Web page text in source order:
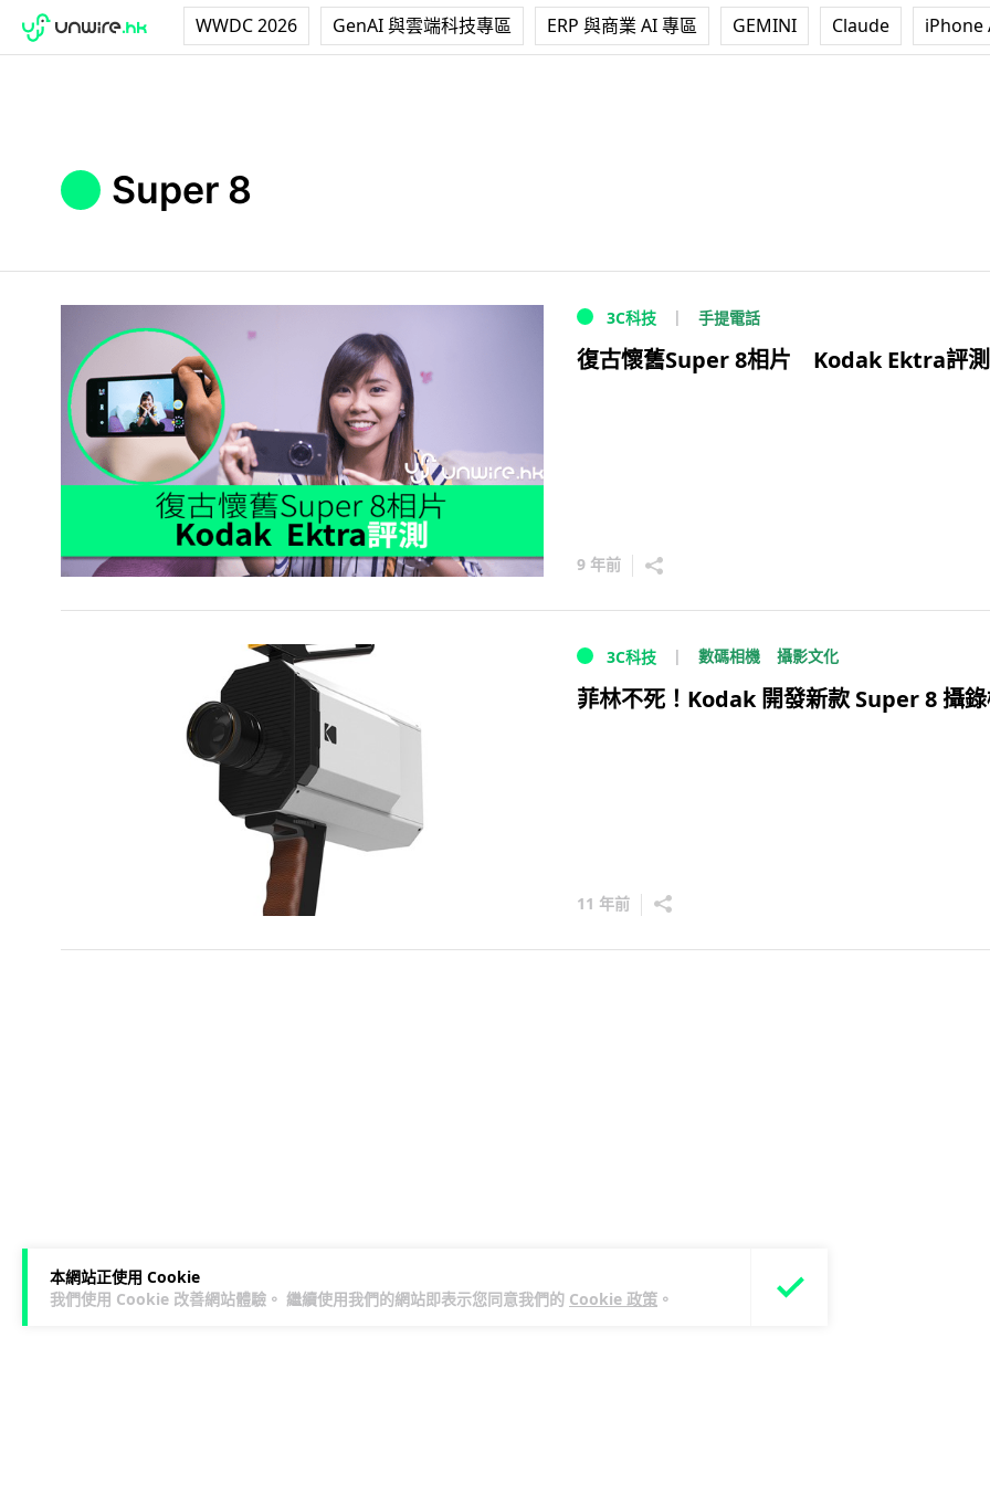
WWDC 2026 GenAI 與雲端科技專區 ERP 與商業 AI 專區 GEMINI Claude iPhone
本網站正使用 Cookie
我們使用 Cookie 改善網站體驗。 繼續使用我們的網站即表示您同意我們的 Cookie 政策 。
Super 8
3C科技 手提電話
復古懷舊Super 8相片 Kodak Ektra評測
9 年前
3C科技 數碼相機 攝影文化
菲林不死！Kodak 開發新款 Super 8 攝
11 年前